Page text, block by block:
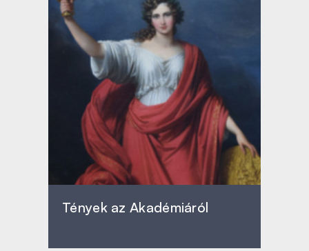
Tények az Akadémiáról